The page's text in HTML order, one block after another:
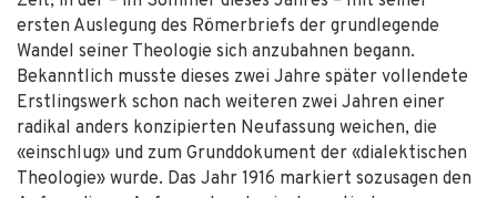
ersten Auslegung des Römerbriefs der grundlegende
Wandel seiner Theologie sich anzubahnen begann.
Bekanntlich musste dieses zwei Jahre später vollendete
Erstlingswerk schon nach weiteren zwei Jahren einer
radikal anders konzipierten Neufassung weichen, die
«einschlug» und zum Grunddokument der «dialektischen
Theologie» wurde. Das Jahr 1916 markiert sozusagen den